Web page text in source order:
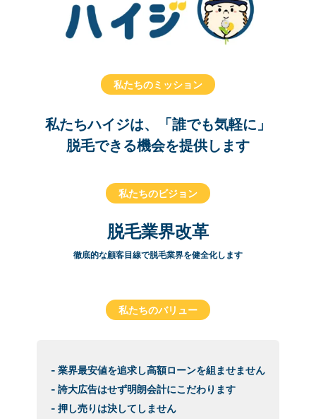
私たちのミッション
私たちハイジは、「誰でも気軽に」
脱毛できる機会を提供します
私たちのビジョン
脱毛業界改革
徹底的な顧客目線で脱毛業界を健全化します
私たちのバリュー
- 業界最安値を追求し高額ローンを組ませません
- 誇大広告はせず明朗会計にこだわります
- 押し売りは決してしません